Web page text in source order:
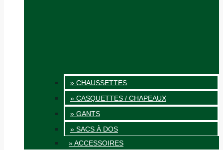
» CHAUSSETTES
» CASQUETTES / CHAPEAUX
» GANTS
» SACS À DOS
» ACCESSOIRES